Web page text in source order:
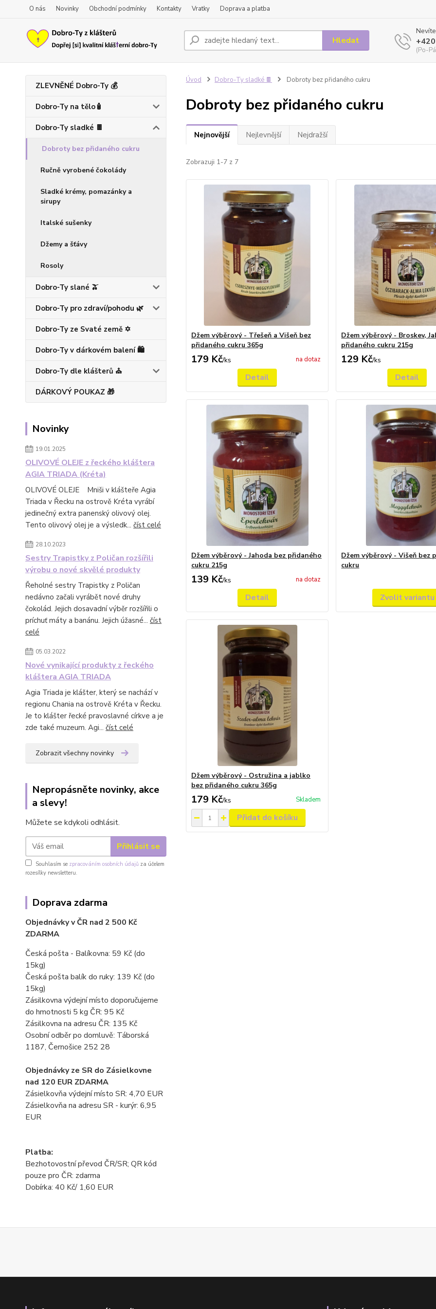
O nás Novinky Obchodní podmínky Kontakty Vratky Doprava a platba
Hledat
(Po-
ZLEVNĚNÉ Dobro-Ty 💰
Dobro-Ty na tělo🧴
Dobro-Ty sladké 🍫
Dobroty bez přidaného cukru
Ručně vyrobené čokolády
Sladké krémy, pomazánky a
sirupy
Italské sušenky
Džemy a šťávy
Rosoly
Dobro-Ty slané 🫒
Dobro-Ty pro zdraví/pohodu 🌿
Dobro-Ty ze Svaté země ✡️
Dobro-Ty v dárkovém balení 🛍️
Dobro-Ty dle klášterů ⛪
DÁRKOVÝ POUKAZ 🎁
Novinky
19.01.2025
OLIVOVÉ OLEJE z řeckého kláštera
AGIA TRIADA (Kréta)
OLIVOVÉ OLEJE Mniši v klášteře Agia
Triada v Řecku na ostrově Kréta vyrábí
jedinečný extra panenský olivový olej.
Tento olivový olej je a výsledk... číst celé
28.10.2023
Sestry Trapistky z Poličan rozšířili
výrobu o nové skvělé produkty
Řeholné sestry Trapistky z Poličan
nedávno začali vyrábět nové druhy
čokolád. Jejich dosavadní výběr rozšířili o
príchuť máty a banánu. Jejich úžasné... číst
celé
05.03.2022
Nové vynikající produkty z řeckého
kláštera AGIA TRIADA
Agia Triada je klášter, který se nachází v
regionu Chania na ostrově Kréta v Řecku.
Je to klášter řecké pravoslavné církve a je
zde také muzeum. Agi... číst celé
Zobrazit všechny novinky
Nepropásněte novinky, akce
a slevy!
Můžete se kdykoli odhlásit.
Přihlásit se
Souhlasím se zpracováním osobních údajů za účelem
rozesílky newsletteru.
Doprava zdarma
Objednávky v ČR nad 2 500 Kč
ZDARMA
Česká pošta - Balíkovna: 59 Kč (do
15kg)
Česká pošta balík do ruky: 139 Kč (do
15kg)
Zásilkovna výdejní místo doporučujeme
do hmotnosti 5 kg ČR: 95 Kč
Zásilkovna na adresu ČR: 135 Kč
Osobní odběr po domluvě: Táborská
1187, Černošice 252 28
Objednávky ze SR do Zásielkovne
nad 120 EUR ZDARMA
Zásielkovňa výdejní místo SR: 4,70 EUR
Zásielkovňa na adresu SR - kurýr: 6,95
EUR
Platba:
Bezhotovostní převod ČR/SR; QR kód
pouze pro ČR: zdarma
Dobírka: 40 Kč/ 1,60 EUR
Úvod Dobro-Ty sladké 🍫 Dobroty bez přidaného cukru
Dobroty bez přidaného cukru
Nejnovější Nejlevnější Nejdražší
Zobrazuji 1-7 z 7
Džem výběrový - Třešeň a Višeň bez
přidaného cukru 365g
179 Kč/ks na dotaz
Detail
Džem výběrový - Broskev,
přidaného cukru 215g
129 Kč/ks
Detail
Džem výběrový - Jahoda bez přidaného
cukru 215g
139 Kč/ks na dotaz
Detail
Džem výběrový - Višeň bez
cukru
Zvolit variantu
Džem výběrový - Ostružina a jablko
bez přidaného cukru 365g
179 Kč/ks Skladem
Přidat do košíku